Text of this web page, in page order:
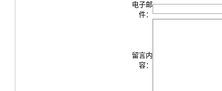
电子邮
件：
留言内
容：